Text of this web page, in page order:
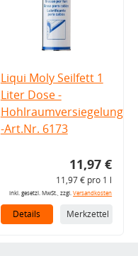
Liqui Moly Seilfett 1
Liter Dose -
Hohlraumversiegelung
-Art.Nr. 6173
11,97 €
11,97 € pro 1 l
inkl. gesetzl. MwSt., zzgl.Versandkosten
Details Merkzettel